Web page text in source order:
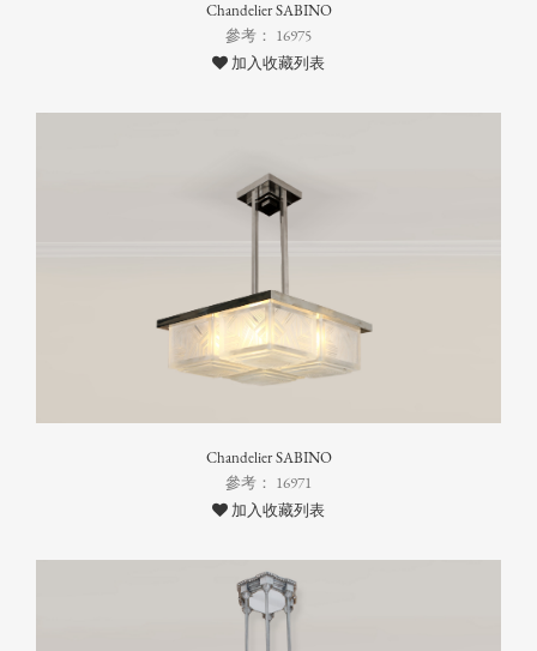
Chandelier SABINO
參考： 16975
加入收藏列表
Chandelier SABINO
參考： 16971
加入收藏列表